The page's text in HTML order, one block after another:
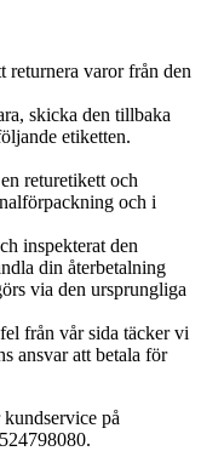
returnera varor från den
skicka den tillbaka
etiketten.
returetikett och
och i
inspekterat den
din återbetalning
via den ursprungliga
från vår sida täcker vi
ansvar att betala för
på